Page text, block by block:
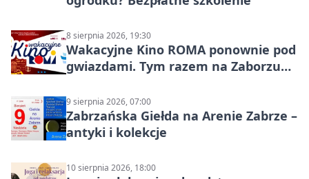
8 sierpnia 2026, 19:30
Wakacyjne Kino ROMA ponownie pod
gwiazdami. Tym razem na Zaborzu
9 sierpnia 2026, 07:00
Zabrzańska Giełda na Arenie Zabrze –
antyki i kolekcje
10 sierpnia 2026, 18:00